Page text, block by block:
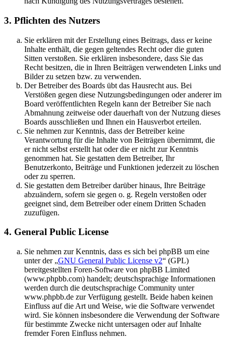
3. Pflichten des Nutzers
Sie erklären mit der Erstellung eines Beitrags, dass er keine
Inhalte enthält, die gegen geltendes Recht oder die guten
Sitten verstoßen. Sie erklären insbesondere, dass Sie das
Recht besitzen, die in Ihren Beiträgen verwendeten Links und
Bilder zu setzen bzw. zu verwenden.
Der Betreiber des Boards übt das Hausrecht aus. Bei
Verstößen gegen diese Nutzungsbedingungen oder anderer im
Board veröffentlichten Regeln kann der Betreiber Sie nach
Abmahnung zeitweise oder dauerhaft von der Nutzung dieses
Boards ausschließen und Ihnen ein Hausverbot erteilen.
Sie nehmen zur Kenntnis, dass der Betreiber keine
Verantwortung für die Inhalte von Beiträgen übernimmt, die
er nicht selbst erstellt hat oder die er nicht zur Kenntnis
genommen hat. Sie gestatten dem Betreiber, Ihr
Benutzerkonto, Beiträge und Funktionen jederzeit zu löschen
oder zu sperren.
Sie gestatten dem Betreiber darüber hinaus, Ihre Beiträge
abzuändern, sofern sie gegen o. g. Regeln verstoßen oder
geeignet sind, dem Betreiber oder einem Dritten Schaden
zuzufügen.
4. General Public License
Sie nehmen zur Kenntnis, dass es sich bei phpBB um eine
unter der „GNU General Public License v2“ (GPL)
bereitgestellten Foren-Software von phpBB Limited
(www.phpbb.com) handelt; deutschsprachige Informationen
werden durch die deutschsprachige Community unter
www.phpbb.de zur Verfügung gestellt. Beide haben keinen
Einfluss auf die Art und Weise, wie die Software verwendet
wird. Sie können insbesondere die Verwendung der Software
für bestimmte Zwecke nicht untersagen oder auf Inhalte
fremder Foren Einfluss nehmen.